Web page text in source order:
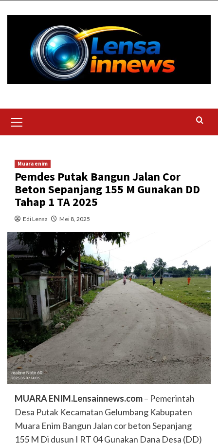
Menu
Muara enim
Pemdes Putak Bangun Jalan Cor
Beton Sepanjang 155 M Gunakan DD
Tahap 1 TA 2025
Edi Lensa Mei 8, 2025
MUARA ENIM.Lensainnews.com– Pemerintah
Desa Putak Kecamatan Gelumbang Kabupaten
Muara Enim Bangun Jalan cor beton Sepanjang
155 M Di dusun I RT 04 Gunakan Dana Desa (DD)